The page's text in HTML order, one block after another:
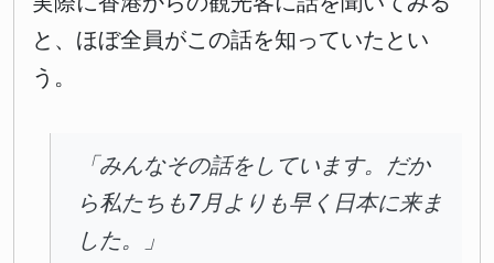
と、ほぼ全員がこの話を知っていたとい
う。
「みんなその話をしています。だか
ら私たちも7月よりも早く日本に来ま
した。」